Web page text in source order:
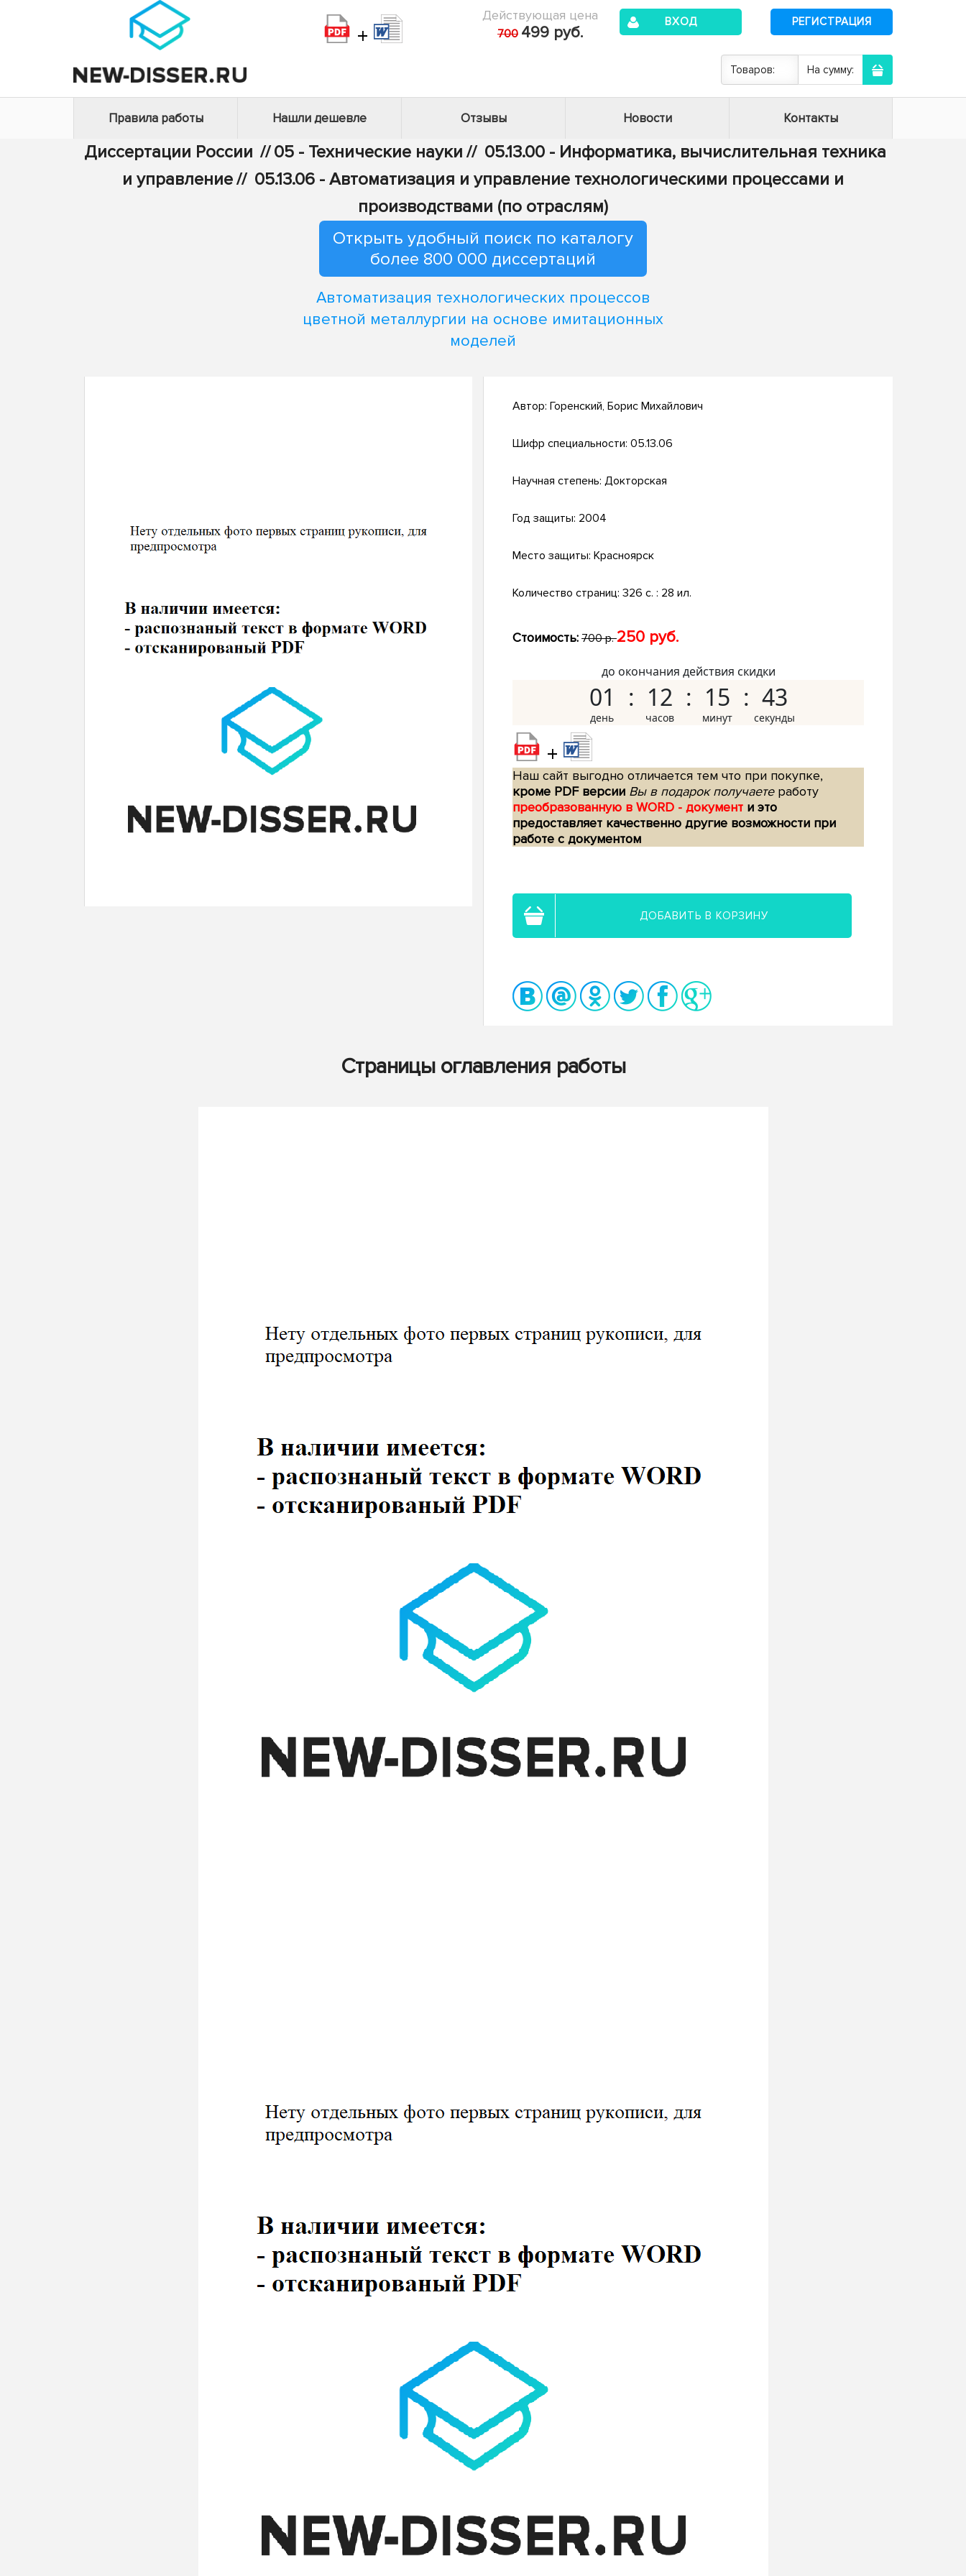
+
Действующая цена
700 499 руб.
ВХОД РЕГИСТРАЦИЯ
Товаров: На сумму:
Правила работы Нашли дешевле Отзывы Новости Контакты
Диссертации России // 05 - Технические науки // 05.13.00 - Информатика, вычислительная техника
и управление// 05.13.06 - Автоматизация и управление технологическими процессами и
производствами (по отраслям)
Открыть удобный поиск по каталогу
более 800 000 диссертаций
Автоматизация технологических процессов
цветной металлургии на основе имитационных
моделей
Автор: Горенский, Борис Михайлович
Шифр специальности: 05.13.06
Научная степень: Докторская
Год защиты: 2004
Место защиты: Красноярск
Количество страниц: 326 с. : 28 ил.
Стоимость: 700 р.250 руб.
до окончания действия скидки
01 12 15 42
+
Наш сайт выгодно отличается тем что при покупке,
кроме PDF версии Вы в подарок получаетеработу
преобразованную в WORD - документ и это
предоставляет качественно другие возможности при
работе с документом
ДОБАВИТЬ В КОРЗИНУ
Страницы оглавления работы